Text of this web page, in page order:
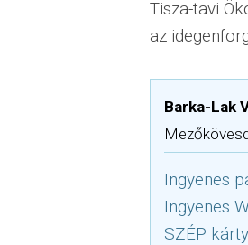
Tisza-tavi
az
Barka-Lak
Ingyenes
Ingyenes
SZÉP